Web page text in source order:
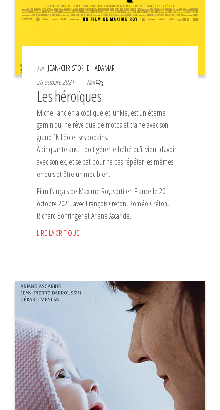
Par JEAN-CHRISTOPHE HADAMAR
26 octobre 2021
Non
Les héroïques
Michel, ancien alcoolique et junkie, est un éternel
gamin qui ne rêve que de motos et traine avec son
grand fils Léo et ses copains.
À cinquante ans, il doit gérer le bébé qu’il vient d’avoir
avec son ex, et se bat pour ne pas répéter les mêmes
erreurs et être un mec bien.
Film français de Maxime Roy, sorti en France le 20
octobre 2021, avec François Creton, Roméo Créton,
Richard Bohringer et Ariane Ascaride.
LIRE LA CRITIQUE